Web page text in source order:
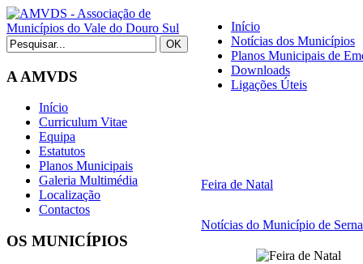
A AMVDS
Início
Curriculum Vitae
Equipa
Estatutos
Planos Municipais
Galeria Multimédia
Localização
Contactos
OS MUNICÍPIOS
Início
Notícias dos Municípios
Planos Municipais de
Downloads
Ligações Úteis
Feira de Natal
Notícias do Município de